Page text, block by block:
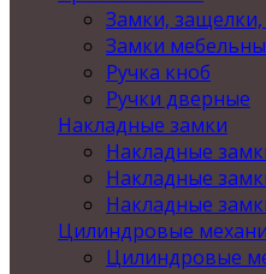
Замки,
Замки
Ручка кноб
Ручки дверные
Накладные замки
Накладные
Накладные
Накладные
Цилиндровые
Цилиндровые